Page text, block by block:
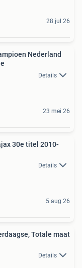
28 jul 26
Nederland
Details
23 mei 26
30e titel 2010-
Details
5 aug 26
Totale maat
Details